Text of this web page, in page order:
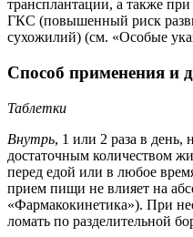
трансплантации, а также
ГКС (повышенный риск
сухожилий) (см. «Особые
Способ применения и
Таблетки
Внутрь, 1 или 2 раза в день,
достаточным количеством
перед едой или в любое
прием пищи не влияет на
«Фармакокинетика»). При
ломать по разделительной